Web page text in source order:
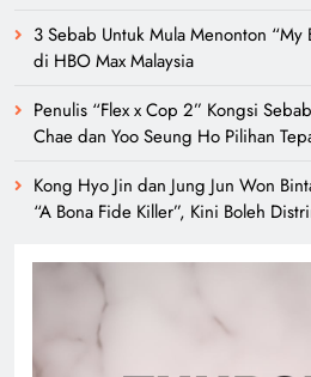
3 Sebab Untuk Mula Menonton “My
di HBO Max Malaysia
Penulis “Flex x Cop 2” Kongsi
Chae dan Yoo Seung Ho Pilihan
Kong Hyo Jin dan Jung Jun Won
“A Bona Fide Killer”, Kini Boleh